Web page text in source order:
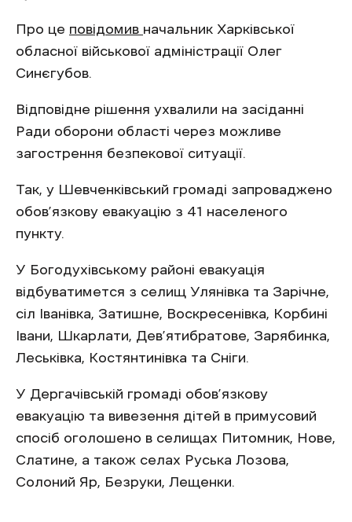
Про це повідомив начальник Харківської
обласної військової адміністрації Олег
Синєгубов.
Відповідне рішення ухвалили на засіданні
Ради оборони області через можливе
загострення безпекової ситуації.
Так, у Шевченківський громаді запроваджено
обов’язкову евакуацію з 41 населеного
пункту.
У Богодухівському районі евакуація
відбуватимется з селищ Улянівка та Зарічне,
сіл Іванівка, Затишне, Воскресенівка, Корбині
Івани, Шкарлати, Дев’ятибратове, Зарябинка,
Леськівка, Костянтинівка та Сніги.
У Дергачівській громаді обов’язкову
евакуацію та вивезення дітей в примусовий
спосіб оголошено в селищах Питомник, Нове,
Слатине, а також селах Руська Лозова,
Солоний Яр, Безруки, Лещенки.